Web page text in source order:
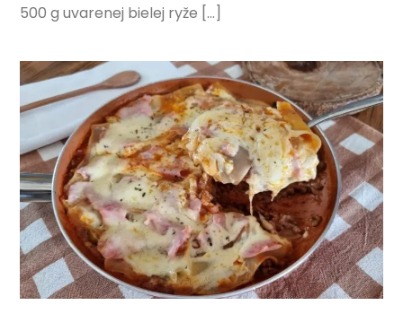
500 g uvarenej bielej ryže […]